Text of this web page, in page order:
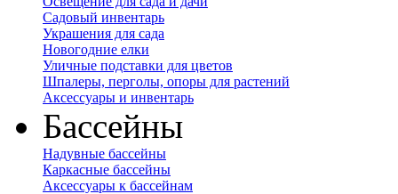
Садовый инвентарь
Украшения для сада
Новогодние елки
Уличные подставки для цветов
Шпалеры, перголы, опоры для растений
Аксессуары и инвентарь
Бассейны
Надувные бассейны
Каркасные бассейны
Аксессуары к бассейнам